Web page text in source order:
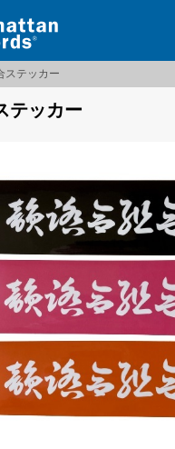
ステッカー
テッカー